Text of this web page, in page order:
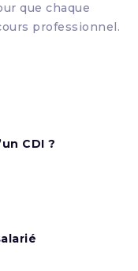
que chaque
professionnel.
CDI ?